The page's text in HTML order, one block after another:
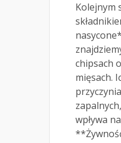
Kolejnym
chipsach
mięsach.
wpływa